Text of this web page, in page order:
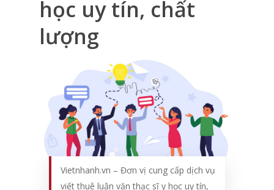
học uy tín, chất
lượng
Vietnhanh.vn – Đơn vị cung cấp dịch vụ
viết thuê luận văn thạc sĩ y học uy tín,